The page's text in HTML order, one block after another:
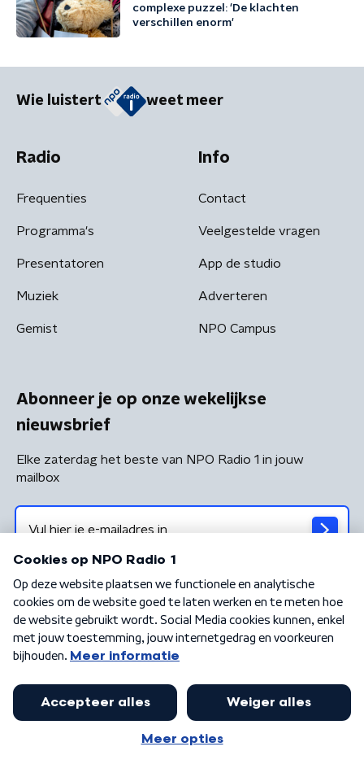
complexe puzzel: 'De klachten
verschillen enorm'
Wie luistert weet meer
Radio
Frequenties
Programma's
Presentatoren
Muziek
Gemist
Info
Contact
Veelgestelde vragen
App de studio
Adverteren
NPO Campus
Abonneer je op onze wekelijkse
nieuwsbrief
Elke zaterdag het beste van NPO Radio 1 in jouw
mailbox
Algemene voorwaarden